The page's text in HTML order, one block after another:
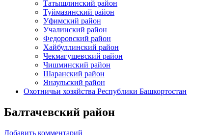
Татышлинский район
Туймазинский район
Уфимский район
Учалинский район
Федоровский район
Хайбуллинский район
Чекмагушевский район
Чишминский район
Шаранский район
Янаульский район
Охотничьи хозяйства Республики Башкортостан
Балтачевский район
Добавить комментарий